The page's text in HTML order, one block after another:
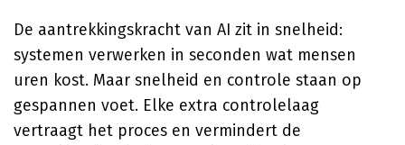
De aantrekkingskracht van AI zit in snelheid:
systemen verwerken in seconden wat mensen
uren kost. Maar snelheid en controle staan op
gespannen voet. Elke extra controlelaag
vertraagt het proces en vermindert de